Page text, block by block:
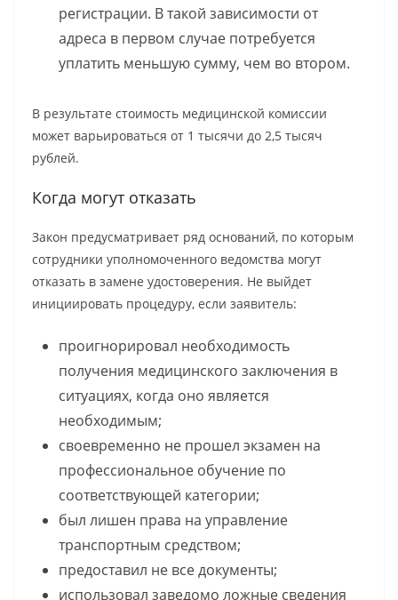
регистрации. В такой зависимости от
адреса в первом случае потребуется
уплатить меньшую сумму, чем во втором.
В результате стоимость медицинской комиссии
может варьироваться от 1 тысячи до 2,5 тысяч
рублей.
Когда могут отказать
Закон предусматривает ряд оснований, по которым
сотрудники уполномоченного ведомства могут
отказать в замене удостоверения. Не выйдет
инициировать процедуру, если заявитель:
проигнорировал необходимость
получения медицинского заключения в
ситуациях, когда оно является
необходимым;
своевременно не прошел экзамен на
профессиональное обучение по
соответствующей категории;
был лишен права на управление
транспортным средством;
предоставил не все документы;
использовал заведомо ложные сведения